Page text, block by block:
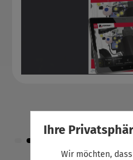
Ihre
Wir möchten,